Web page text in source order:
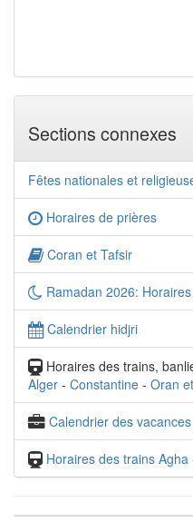
Sections connexes
Fêtes nationales et
Horaires de prières
Coran et Tafsir
Ramadan 2026:
Calendrier hidjri
Horaires des trains,
Alger - Constantine - Oran
Calendrier des
Horaires des trains